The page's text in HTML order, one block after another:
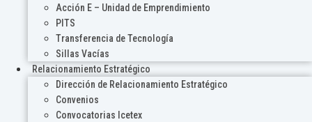
Acción E – Unidad de Emprendimiento
PITS
Transferencia de Tecnología
Sillas Vacías
Relacionamiento Estratégico
Dirección de Relacionamiento Estratégico
Convenios
Convocatorias Icetex